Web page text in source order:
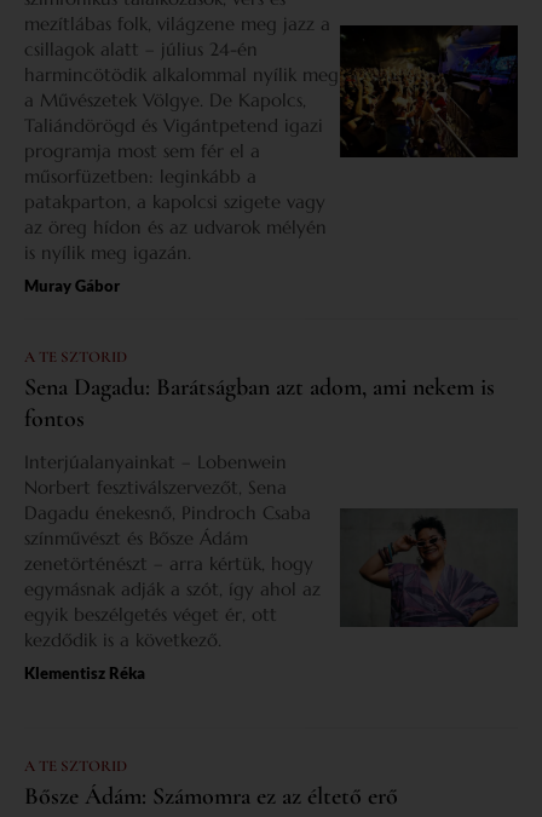
mezítlábas folk, világzene meg jazz a
csillagok alatt – július 24-én
harmincötödik alkalommal nyílik meg
a Művészetek Völgye. De Kapolcs,
Taliándörögd és Vigántpetend igazi
programja most sem fér el a
műsorfüzetben: leginkább a
patakparton, a kapolcsi szigete vagy
az öreg hídon és az udvarok mélyén
is nyílik meg igazán.
Muray Gábor
A TE SZTORID
Sena Dagadu: Barátságban azt adom, ami nekem is
fontos
Interjúalanyainkat – Lobenwein
Norbert fesztiválszervezőt, Sena
Dagadu énekesnő, Pindroch Csaba
színművészt és Bősze Ádám
zenetörténészt – arra kértük, hogy
egymásnak adják a szót, így ahol az
egyik beszélgetés véget ér, ott
kezdődik is a következő.
Klementisz Réka
A TE SZTORID
Bősze Ádám: Számomra ez az éltető erő